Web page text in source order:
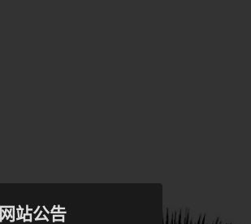
网站公告